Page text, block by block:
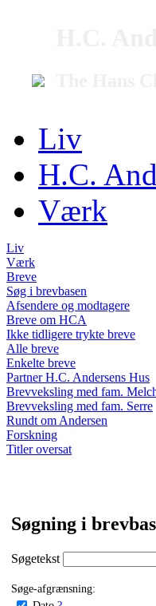
Liv
H.C.
Værk
Liv
Værk
Breve
Søg i brevbasen
Afsendere og modtagere
Breve om HCA
Ikke tidligere trykte breve
Alle breve
Enkelte breve
Partner H.C. Andersens Hus
Brevveksling med fam.
Brevveksling med fam. Serre
Rundt om Andersen
Forskning
Titler oversat
Søgning i
Søgetekst
Søge-afgrænsning: